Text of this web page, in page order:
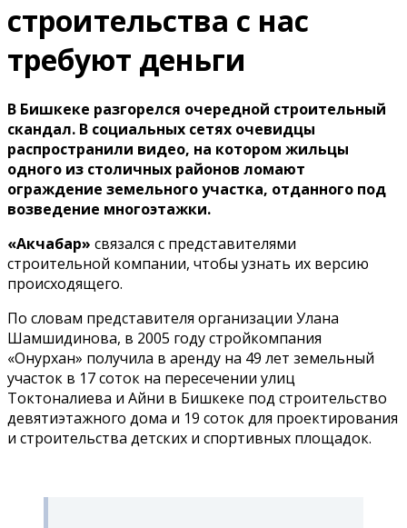
строительства с нас
требуют деньги
В Бишкеке разгорелся очередной строительный
скандал. В социальных сетях очевидцы
распространили видео, на котором жильцы
одного из столичных районов ломают
ограждение земельного участка, отданного под
возведение многоэтажки.
«Акчабар» связался с представителями
строительной компании, чтобы узнать их версию
происходящего.
По словам представителя организации Улана
Шамшидинова, в 2005 году стройкомпания
«Онурхан» получила в аренду на 49 лет земельный
участок в 17 соток на пересечении улиц
Токтоналиева и Айни в Бишкеке под строительство
девятиэтажного дома и 19 соток для проектирования
и строительства детских и спортивных площадок.